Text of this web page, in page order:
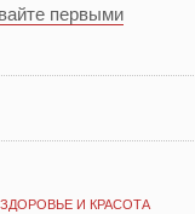
первыми
ЗДОРОВЬЕ И КРАСОТА